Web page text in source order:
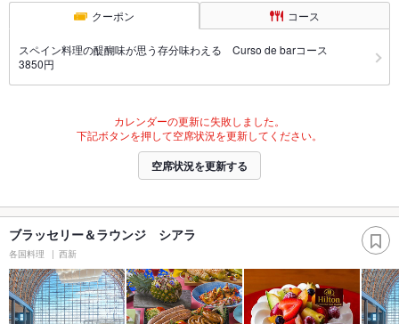
クーポン コース
スペイン料理の醍醐味が思う存分味わえる Curso de barコース
3850円
カレンダーの更新に失敗しました。
下記ボタンを押して空席状況を更新してください。
空席状況を更新する
ブラッセリー＆ラウンジ シアラ
各国料理 西新